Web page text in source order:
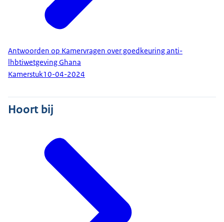
Antwoorden op Kamervragen over goedkeuring anti-
lhbtiwetgeving Ghana
Kamerstuk10-04-2024
Hoort bij